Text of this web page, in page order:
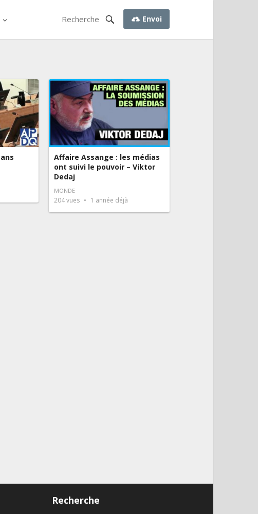
Envoi
Affaire Assange : les médias
ont suivi le pouvoir – Viktor
Dedaj
MONDE
204vues 1 année déjà
Recherche